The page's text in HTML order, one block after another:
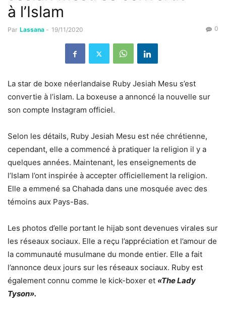
à l’Islam
Par Lassana - 19/11/2020 0
La star de boxe néerlandaise Ruby Jesiah Mesu s’est
convertie à l’islam. La boxeuse a annoncé la nouvelle sur
son compte Instagram officiel.
Selon les détails, Ruby Jesiah Mesu est née chrétienne,
cependant, elle a commencé à pratiquer la religion il y a
quelques années. Maintenant, les enseignements de
l’Islam l’ont inspirée à accepter officiellement la religion.
Elle a emmené sa Chahada dans une mosquée avec des
témoins aux Pays-Bas.
Les photos d’elle portant le hijab sont devenues virales sur
les réseaux sociaux. Elle a reçu l’appréciation et l’amour de
la communauté musulmane du monde entier. Elle a fait
l’annonce deux jours sur les réseaux sociaux. Ruby est
également connu comme le kick-boxer et «The Lady
Tyson».